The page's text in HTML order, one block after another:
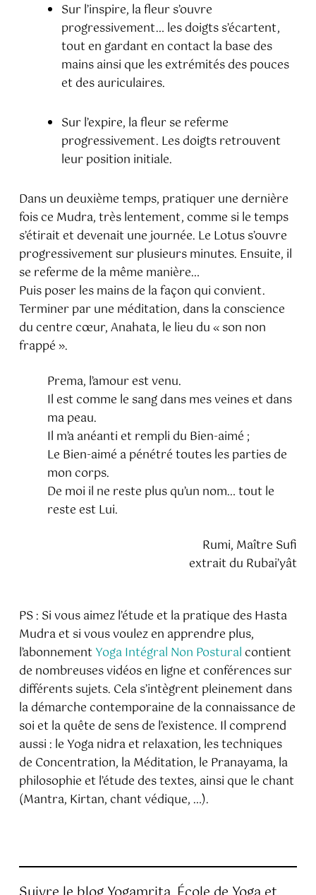
Sur l’inspire, la fleur s’ouvre
progressivement… les doigts s’écartent,
tout en gardant en contact la base des
mains ainsi que les extrémités des pouces
et des auriculaires.
Sur l’expire, la fleur se referme
progressivement. Les doigts retrouvent
leur position initiale.
Dans un deuxième temps, pratiquer une dernière
fois ce Mudra, très lentement, comme si le temps
s’étirait et devenait une journée. Le Lotus s’ouvre
progressivement sur plusieurs minutes. Ensuite, il
se referme de la même manière…
Puis poser les mains de la façon qui convient.
Terminer par une méditation, dans la conscience
du centre cœur, Anahata, le lieu du « son non
frappé ».
Prema, l’amour est venu.
Il est comme le sang dans mes veines et dans
ma peau.
Il m’a anéanti et rempli du Bien-aimé ;
Le Bien-aimé a pénétré toutes les parties de
mon corps.
De moi il ne reste plus qu’un nom… tout le
reste est Lui.
Rumi, Maître Sufi
extrait du Rubai’yât
PS : Si vous aimez l’étude et la pratique des Hasta
Mudra et si vous voulez en apprendre plus,
l’abonnementYoga Intégral Non Postural contient
de nombreuses vidéos en ligne et conférences sur
différents sujets. Cela s’intègrent pleinement dans
la démarche contemporaine de la connaissance de
soi et la quête de sens de l’existence. Il comprend
aussi : le Yoga nidra et relaxation, les techniques
de Concentration, la Méditation, le Pranayama, la
philosophie et l’étude des textes, ainsi que le chant
(Mantra, Kirtan, chant védique, …).